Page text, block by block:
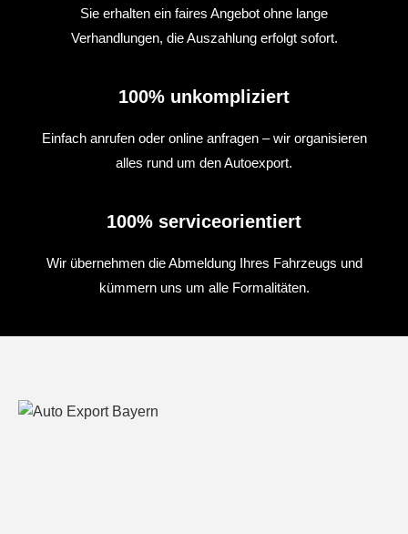
Sie erhalten ein faires Angebot ohne lange
Verhandlungen, die Auszahlung erfolgt sofort.
100% unkompliziert
Einfach anrufen oder online anfragen – wir organisieren
alles rund um den Autoexport.
100% serviceorientiert
Wir übernehmen die Abmeldung Ihres Fahrzeugs und
kümmern uns um alle Formalitäten.